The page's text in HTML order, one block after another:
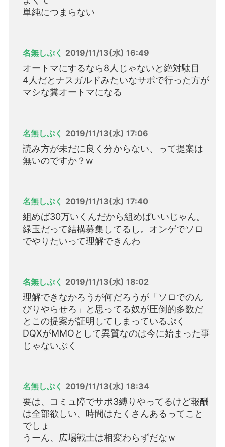
単純につまらない
名無しぷく 2019/11/13(水) 16:49
オートマにするなら8人じゃないと絶対駄目
4人だとナスガルドみたいなサポで行った方が
マシな糞オートマになる
名無しぷく 2019/11/13(水) 17:06
読み方が未だに良く分からない、って提案は
無いのですか？w
名無しぷく 2019/11/13(水) 17:40
組めば30万いくんだから組めばいいじゃん。
緑玉だって結構募集してるし。オンゲでソロ
でやりたいって理解できんわ
名無しぷく 2019/11/13(水) 18:02
理解できなかろうが何だろうが「ソロでのん
びりやらせろ」と思ってる奴が圧倒的多数だ
とこの提案が証明してしまっているぷく
DQXがMMOとして異質なのは今に始まった事
じゃないぷく
名無しぷく 2019/11/13(水) 18:34
要は、コミュ障でサポ3縛りやってるけど報酬
は全部欲しい、時間はたくさんあるってこと
でしょ
うーん、広場戦士は相変わらずだなｗ